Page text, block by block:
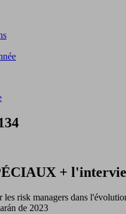
+
risk managers dans
de 2023